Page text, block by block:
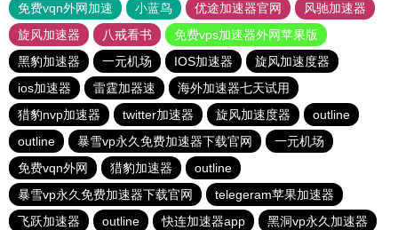
免费vqn外网加速
小蓝鸟 优途加速器官网
风驰加速器
旋风加速器
八戒看书
免费vps加速器外网苹果版
黑豹加速器
一元机场 IOS加速器
旋风加速度器
ios加速器
雷霆加器速
海外加速器七天试用
猎豹nvp加速器
twitter加速器 旋风加速度器
outline
outline
暴雪vp永久免费加速器下载官网
一元机场
免费vqn外网
猎豹加速器
outline
暴雪vp永久免费加速器下载官网
telegeram苹果加速器
飞跃加速器
outline 快连加速器app
黑洞vp永久加速器